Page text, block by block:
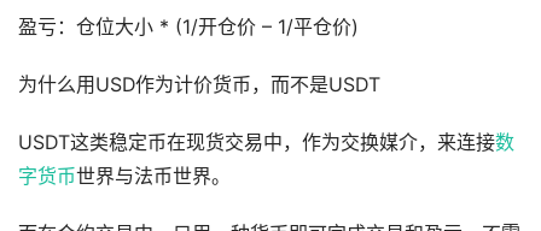
盈亏：仓位大小 * (1/开仓价 – 1/平仓价)
为什么用USD作为计价货币，而不是USDT
USDT这类稳定币在现货交易中，作为交换媒介，来连接数
字货币世界与法币世界。